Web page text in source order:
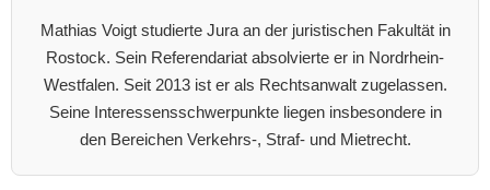
Mathias Voigt studierte Jura an der juristischen Fakultät in
Rostock. Sein Referendariat absolvierte er in Nordrhein-
Westfalen. Seit 2013 ist er als Rechtsanwalt zugelassen.
Seine Interessensschwerpunkte liegen insbesondere in
den Bereichen Verkehrs-, Straf- und Mietrecht.